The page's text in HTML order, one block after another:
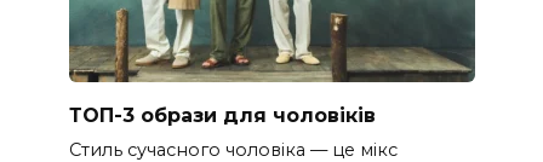
ТОП-3 образи для чоловіків
Стиль сучасного чоловіка — це мікс